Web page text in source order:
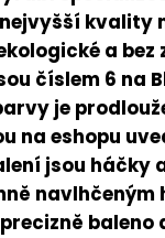
kvality
a
číslem 6 na
je
na eshopu
jsou háčky
navlhčeným
baleno